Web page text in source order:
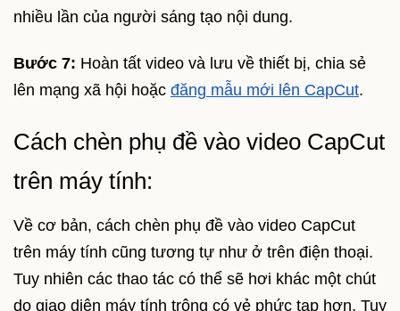
nhiều lần của người sáng tạo nội dung.
Bước 7: Hoàn tất video và lưu về thiết bị, chia sẻ
lên mạng xã hội hoặc đăng mẫu mới lên CapCut.
Cách chèn phụ đề vào video CapCut
trên máy tính:
Về cơ bản, cách chèn phụ đề vào video CapCut
trên máy tính cũng tương tự như ở trên điện thoại.
Tuy nhiên các thao tác có thể sẽ hơi khác một chút
do giao diện máy tính trông có vẻ phức tạp hơn. Tuy